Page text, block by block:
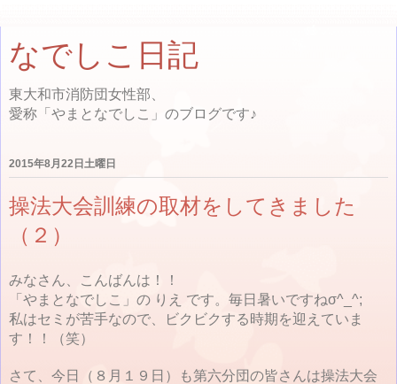
なでしこ日記
東大和市消防団女性部、
愛称「やまとなでしこ」のブログです♪
2015年8月22日土曜日
操法大会訓練の取材をしてきました
（２）
みなさん、こんばんは！！
「やまとなでしこ」の りえ です。毎日暑いですねσ^_^;
私はセミが苦手なので、ビクビクする時期を迎えていま
す！！（笑）
さて、今日（８月１９日）も第六分団の皆さんは操法大会